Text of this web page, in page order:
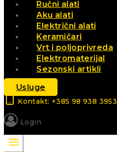
Ručni alati
Aku alati
Električni alati
Keramičari
Vrt i poljoprivreda
Elektromaterijal
Sezonski artikli
Usluge
Kontakt: +385 98 938 3953
Login